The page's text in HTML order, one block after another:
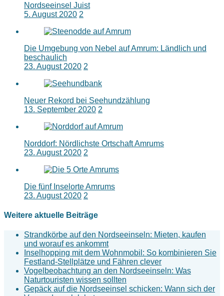
Nordseeinsel Juist
5. August 2020 2
Die Umgebung von Nebel auf Amrum: Ländlich und
beschaulich
23. August 2020 2
Neuer Rekord bei Seehundzählung
13. September 2020 2
Norddorf: Nördlichste Ortschaft Amrums
23. August 2020 2
Die fünf Inselorte Amrums
23. August 2020 2
Weitere aktuelle Beiträge
Strandkörbe auf den Nordseeinseln: Mieten, kaufen
und worauf es ankommt
Inselhopping mit dem Wohnmobil: So kombinieren Sie
Festland-Stellplätze und Fähren clever
Vogelbeobachtung an den Nordseeinseln: Was
Naturtouristen wissen sollten
Gepäck auf die Nordseeinsel schicken: Wann sich der